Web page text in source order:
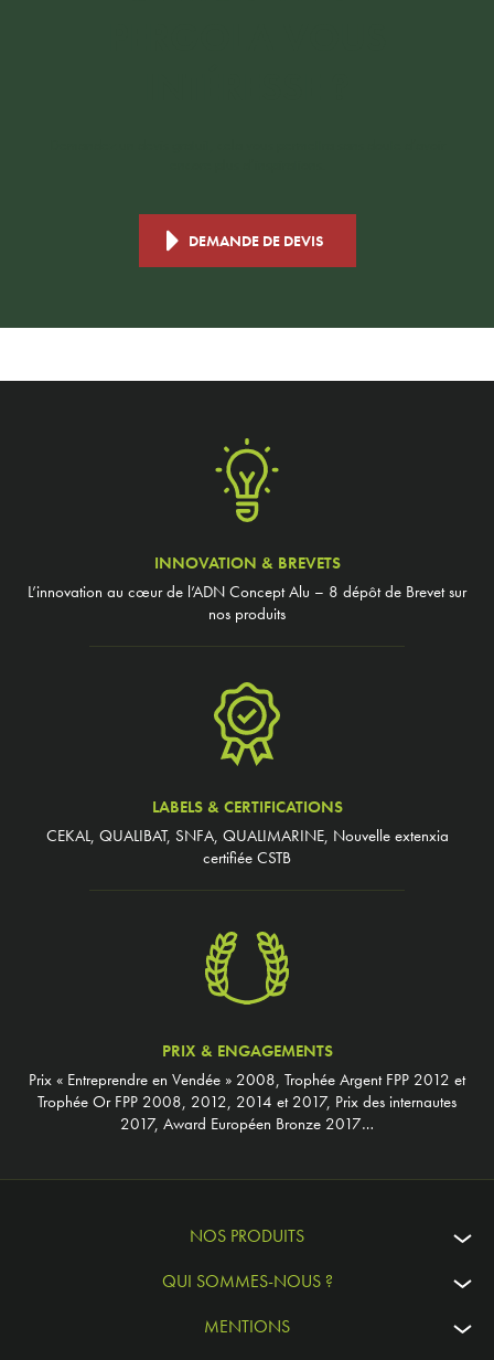
DEMANDE DE DEVIS
INNOVATION & BREVETS
L’innovation au cœur de l’ADN Concept Alu – 8 dépôt de Brevet sur
nos produits
LABELS & CERTIFICATIONS
CEKAL, QUALIBAT, SNFA, QUALIMARINE, Nouvelle extenxia
certifiée CSTB
PRIX & ENGAGEMENTS
Prix « Entreprendre en Vendée » 2008, Trophée Argent FPP 2012 et
Trophée Or FPP 2008, 2012, 2014 et 2017, Prix des internautes
2017, Award Européen Bronze 2017…
NOS PRODUITS
QUI SOMMES-NOUS ?
MENTIONS